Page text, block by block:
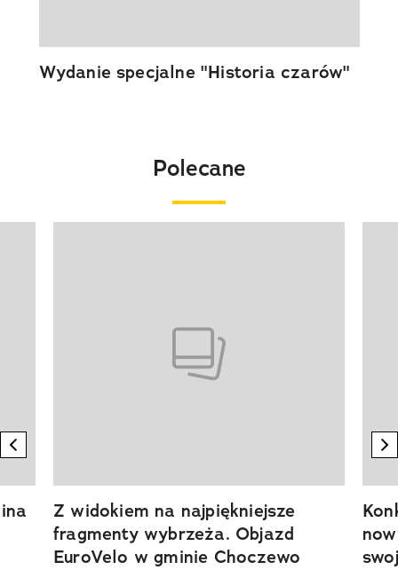
Wydanie specjalne "Historia czarów"
Polecane
previous element
Z widokiem na najpiękniejsze
fragmenty wybrzeża. Objazd
EuroVelo w gminie Choczewo